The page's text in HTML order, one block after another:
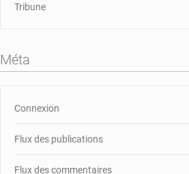
Tribune
Méta
Connexion
Flux des publications
Flux des commentaires